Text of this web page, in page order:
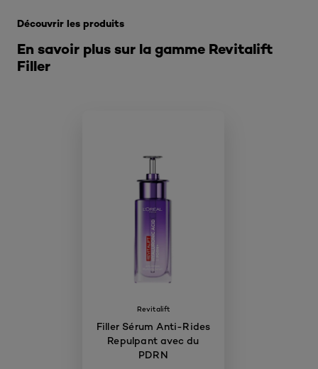
En savoir plus sur la gamme Revitalift
Filler
Découvrir les produits
Revitalift
Filler Sérum Anti-Rides
Repulpant avec du
PDRN